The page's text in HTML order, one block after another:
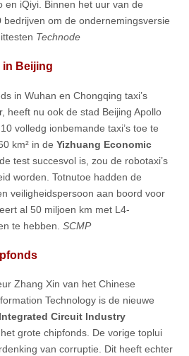
en iQiyi. Binnen het uur van de
om de ondernemingsversie
Technode
Beijing
in Wuhan en Chongqing taxi’s
heeft nu ook de stad Beijing Apollo
volledg ionbemande taxi’s toe te
km² in de Yizhuang Economic
de test succesvol is, zou de robotaxi’s
worden. Totnutoe hadden de
veiligheidspersoon aan boord voor
al 50 miljoen km met L4-
te hebben. SCMP
Zhang Xin van het Chinese
Technology is de nieuwe
Circuit Industry
grote chipfonds. De vorige toplui
van corruptie. Dit heeft echter